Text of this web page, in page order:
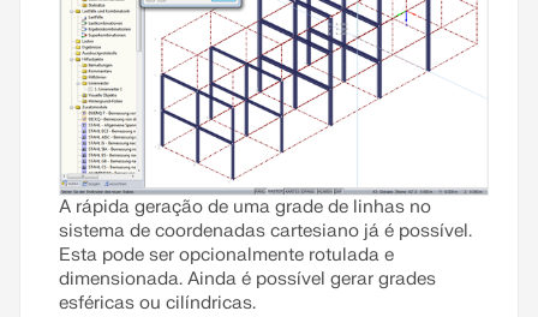
A rápida geração de uma grade de linhas no
sistema de coordenadas cartesiano já é possível.
Esta pode ser opcionalmente rotulada e
dimensionada. Ainda é possível gerar grades
esféricas ou cilíndricas.